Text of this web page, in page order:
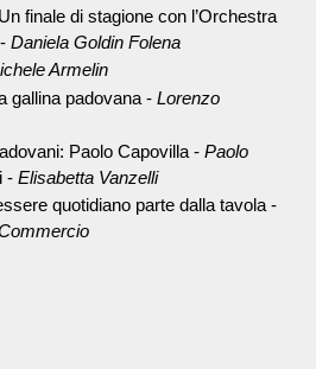
finale di stagione con l’Orchestra
-Daniela Goldin Folena
Armelin
gallina padovana -Lorenzo
Paolo Capovilla -Paolo
-Elisabetta Vanzelli
quotidiano parte dalla tavola -